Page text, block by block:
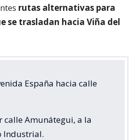
rutas alternativas para
se trasladan hacia Viña del
España hacia calle
calle Amunátegui, a la
Industrial.